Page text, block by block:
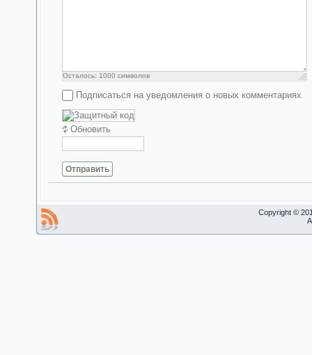
Осталось: 1000 символов
Подписаться на уведомления о новых комментариях
Обновить
Отправить
Copyright ©